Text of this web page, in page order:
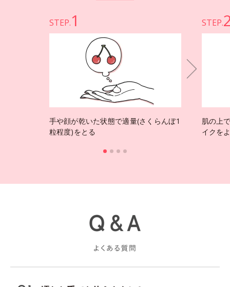
STEP.1
手や顔が乾いた状態で適量(さくらんぼ1
粒程度)をとる
STEP.
肌の上
イクを